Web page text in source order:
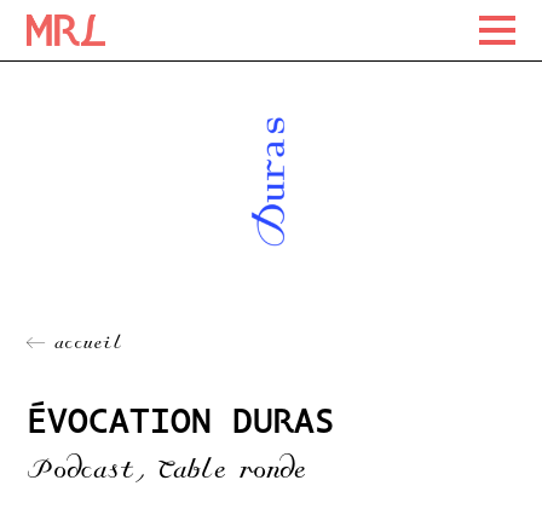
Maison Rousseau Littérature
Maison Rousseau Littérature
← accueil
ÉVOCATION DURAS
Podcast, Table ronde